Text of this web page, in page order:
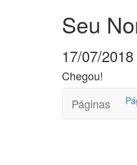
Seu
17/07/2018
Chegou!
Páginas